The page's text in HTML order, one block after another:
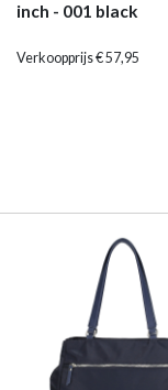
inch - 001 black
Verkoopprijs € 57,95